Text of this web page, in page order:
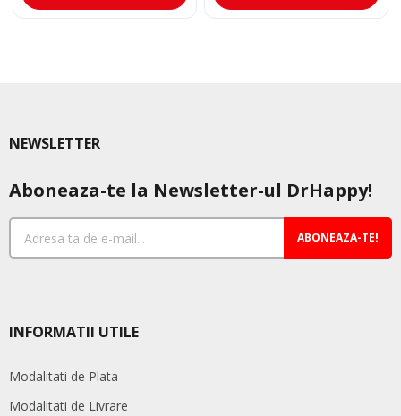
NEWSLETTER
Aboneaza-te la Newsletter-ul DrHappy!
ABONEAZA-TE!
INFORMATII UTILE
Modalitati de Plata
Modalitati de Livrare